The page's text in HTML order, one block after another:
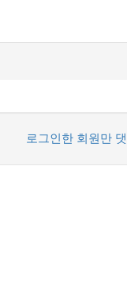
로그인한 회원만